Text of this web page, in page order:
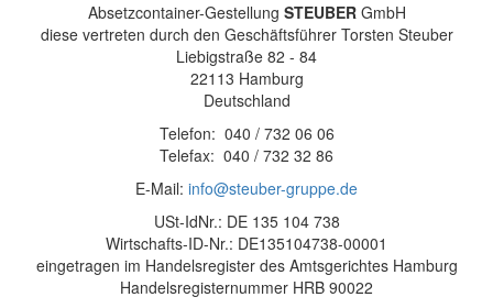
Absetzcontainer-Gestellung STEUBERGmbH
diese vertreten durch den Geschäftsführer Torsten Steuber
Liebigstraße 82 - 84
22113 Hamburg
Deutschland
Telefon: 040 / 732 06 06
Telefax: 040 / 732 32 86
E-Mail: info@steuber-gruppe.de
USt-IdNr.: DE 135 104 738
Wirtschafts-ID-Nr.: DE135104738-00001
eingetragen im Handelsregister des Amtsgerichtes Hamburg
Handelsregisternummer HRB 90022